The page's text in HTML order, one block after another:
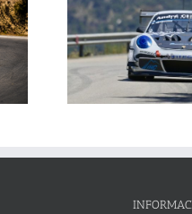
de los
con
La Subida
Cañones –
presenta con
inscritos y el
condición